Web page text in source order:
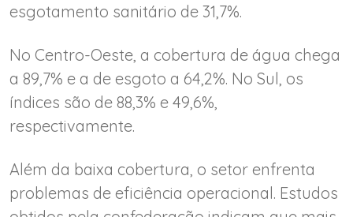
esgotamento sanitário de 31,7%.
No Centro-Oeste, a cobertura de água chega
a 89,7% e a de esgoto a 64,2%. No Sul, os
índices são de 88,3% e 49,6%,
respectivamente.
Além da baixa cobertura, o setor enfrenta
problemas de eficiência operacional. Estudos